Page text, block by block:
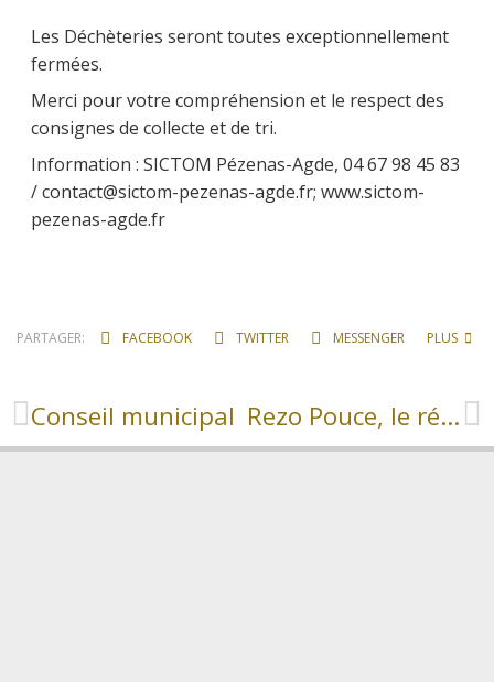
Les Déchèteries seront toutes exceptionnellement
fermées.
Merci pour votre compréhension et le respect des
consignes de collecte et de tri.
Information : SICTOM Pézenas-Agde, 04 67 98 45 83
/ contact@sictom-pezenas-agde.fr; www.sictom-
pezenas-agde.fr
PARTAGER: FACEBOOK TWITTER MESSENGER PLUS
Conseil municipal Rezo Pouce, le réseau solidaire pour partager les trajets du quotidien entre voisins.